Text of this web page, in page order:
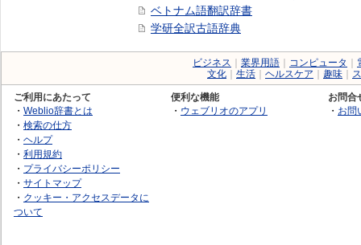
ベトナム語翻訳辞書
学研全訳古語辞典
ビジネス 業界用語 コンピュータ
文化
生活 ヘルスケア 趣味
ご利用にあたって
・ Weblio辞書とは
・ 検索の仕方
・ ヘルプ
・ 利用規約
・ プライバシーポリシー
・ サイトマップ
・ クッキー・アクセスデータに
ついて
便利な機能
・ ウェブリオのアプリ
お問合
・ お問